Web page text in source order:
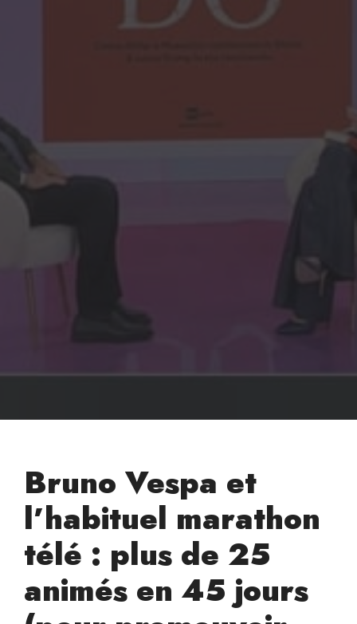
Bruno Vespa et
l’habituel marathon
télé : plus de 25
animés en 45 jours